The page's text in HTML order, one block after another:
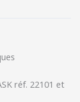
réf. 22101 et